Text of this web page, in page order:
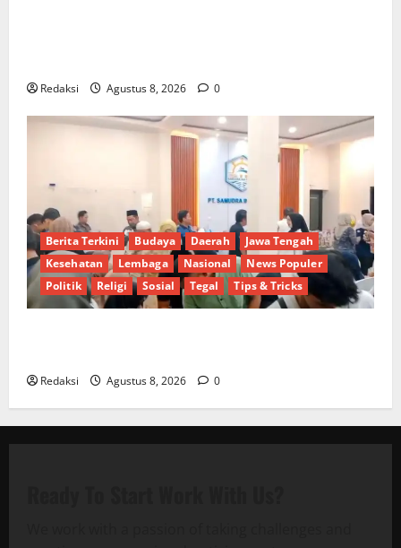
Redaksi Agustus 8, 2026 0
Berita Terkini Budaya Daerah
Jawa Tengah
Kesehatan
Lembaga Nasional
News Populer
Politik
Religi Sosial Tegal Tips & Tricks
Redaksi Agustus 8, 2026 0